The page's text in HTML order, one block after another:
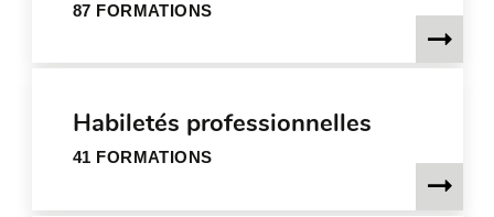
87 FORMATIONS
Habiletés professionnelles
41 FORMATIONS